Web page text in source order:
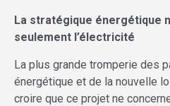
La stratégique énergétique
seulement l’électricité
La plus grande tromperie des
énergétique et de la nouvelle
croire que ce projet ne